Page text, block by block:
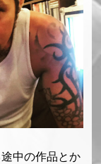
中の作品とか